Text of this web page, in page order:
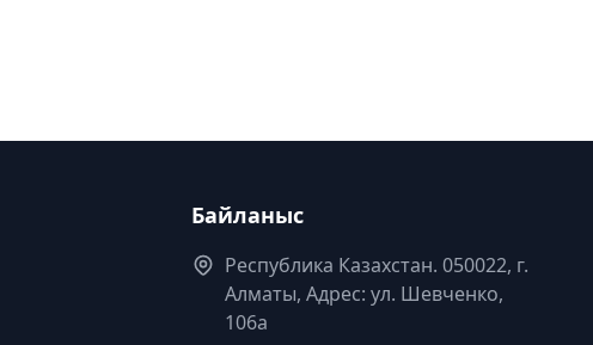
Байланыс
Республика Казахстан. 050022, г.
Алматы, Адрес: ул. Шевченко,
106а